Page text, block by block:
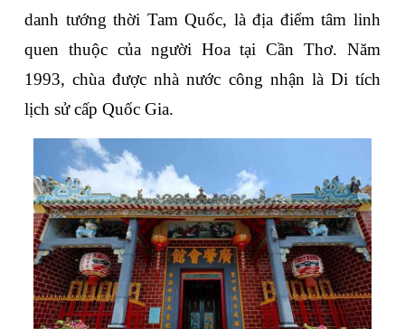
danh tướng thời Tam Quốc, là địa điểm tâm linh
quen thuộc của người Hoa tại Cần Thơ. Năm
1993, chùa được nhà nước công nhận là Di tích
lịch sử cấp Quốc Gia.